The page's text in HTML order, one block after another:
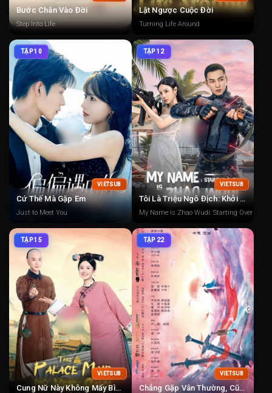
Bước Chân Vào Đời
Step Into Life
Lật Ngược Cuộc Đời
Turning Life Around
TẬP 10
VIETSUB
Cứ Thế Mà Gặp Em
Just to Meet You
TẬP 12
VIETSUB
Tôi Là Triệu Ngô Địch: Khởi Động Lại
My Name is Zhao Wudi: Starting Over
TẬP 15
VIETSUB
Cung Nữ Này Không Mấy Bình Tĩnh
TẬP 22
VIETSUB